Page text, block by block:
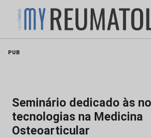
PUB
Seminário dedicado às
tecnologias na Medicina
Osteoarticular